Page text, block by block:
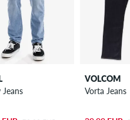
Jeans
VOLCOM
Vorta Jeans